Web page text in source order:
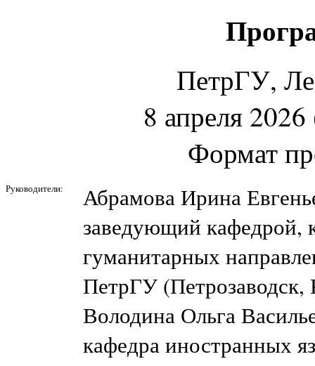
ПетрГУ,
8 апреля
Формат
Руководители:
Абрамова Ирина
заведующий кафедрой,
гуманитарных
ПетрГУ (Петрозаводск,
Володина Ольга
кафедра иностранных